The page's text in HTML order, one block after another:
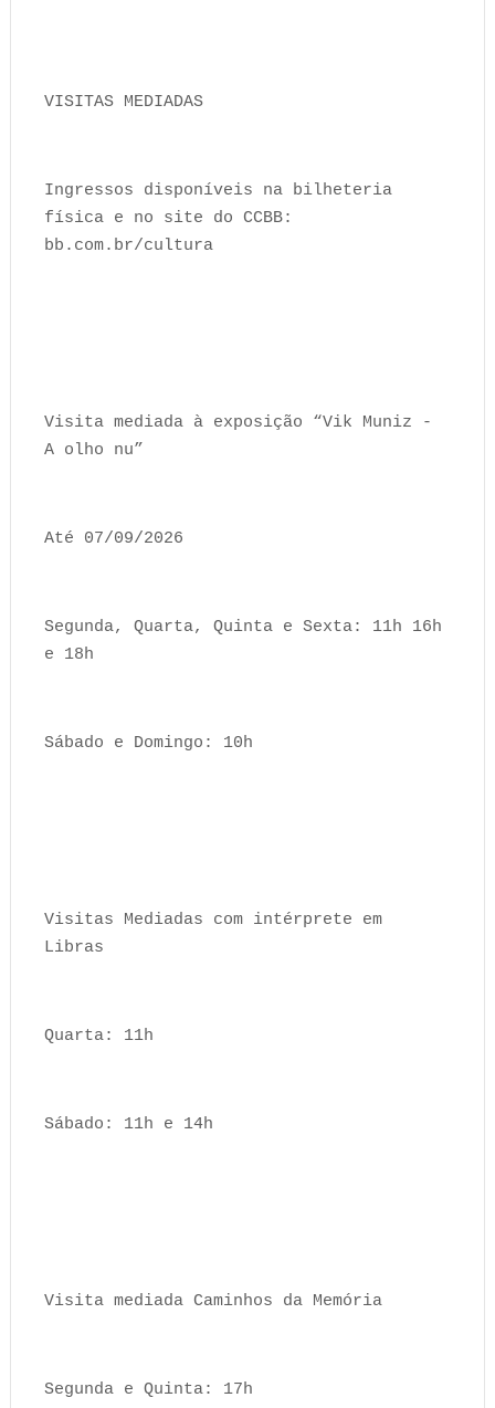
VISITAS MEDIADAS
Ingressos disponíveis na bilheteria
física e no site do CCBB:
bb.com.br/cultura
Visita mediada à exposição “Vik Muniz -
A olho nu”
Até 07/09/2026
Segunda, Quarta, Quinta e Sexta: 11h 16h
e 18h
Sábado e Domingo: 10h
Visitas Mediadas com intérprete em
Libras
Quarta: 11h
Sábado: 11h e 14h
Visita mediada Caminhos da Memória
Segunda e Quinta: 17h